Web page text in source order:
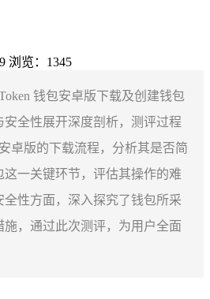
浏览：1345
钱包安卓版下载及创建钱包
全性展开深度剖析，测评过程
卓版的下载流程，分析其是否简
一关键环节，评估其操作的难
性方面，深入探究了钱包所采
施，通过此次测评，为用户全面